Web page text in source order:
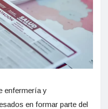
enfermería y
en formar parte del